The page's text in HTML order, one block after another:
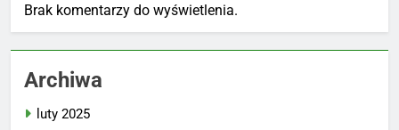
Brak komentarzy do wyświetlenia.
Archiwa
luty 2025